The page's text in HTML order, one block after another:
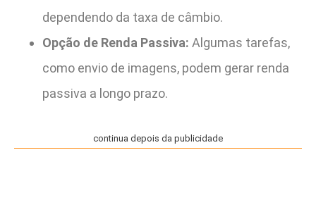
dependendo da taxa de câmbio.
Opção de Renda Passiva: Algumas tarefas,
como envio de imagens, podem gerar renda
passiva a longo prazo.
continua depois da publicidade